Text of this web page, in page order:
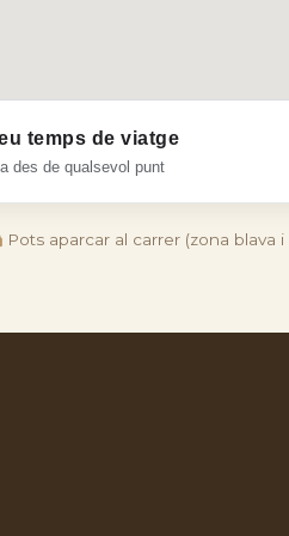
temps de viatge
des de qualsevol punt
Pots aparcar al carrer (zona blava